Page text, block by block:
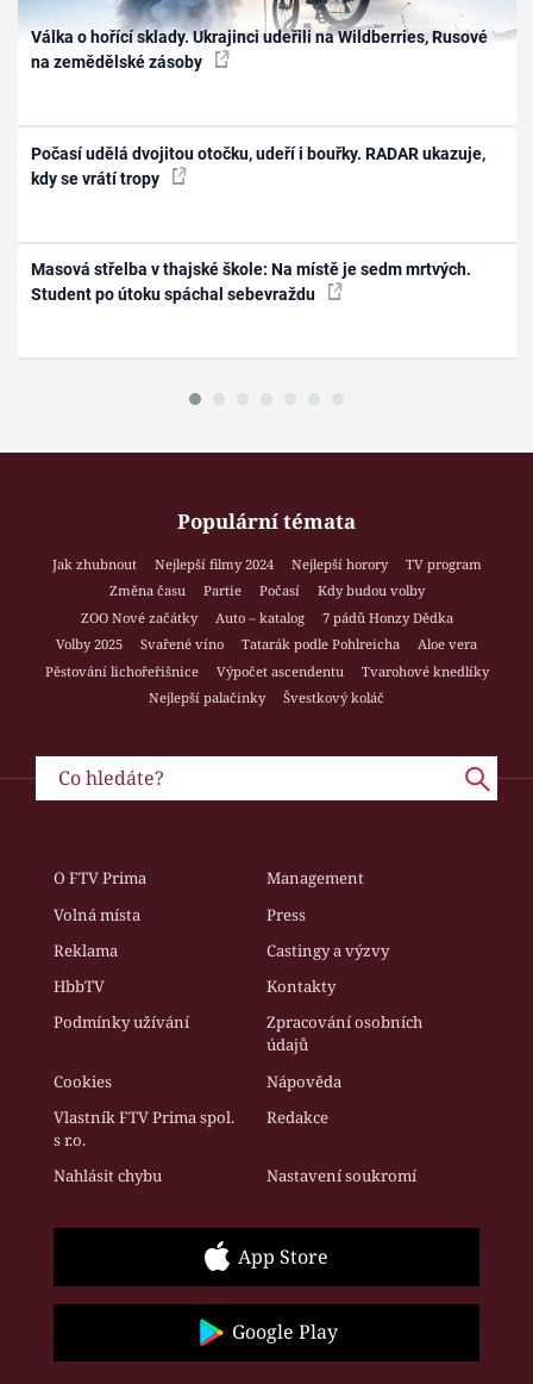
Válka o hořící sklady. Ukrajinci udeřili na Wildberries, Rusové
na zemědělské zásoby
Počasí udělá dvojitou otočku, udeří i bouřky. RADAR ukazuje,
kdy se vrátí tropy
Masová střelba v thajské škole: Na místě je sedm mrtvých.
Student po útoku spáchal sebevraždu
Populární témata
Jak zhubnout Nejlepší filmy 2024 Nejlepší horory
TV program
Změna času
Partie Počasí
Kdy budou volby
ZOO Nové začátky
Auto – katalog
7 pádů Honzy Dědka
Volby 2025
Svařené víno Tatarák podle Pohlreicha
Aloe vera
Pěstování lichořeřišnice
Výpočet ascendentu
Tvarohové knedlíky
Nejlepší palačinky
Švestkový koláč
O FTV Prima
Management
Volná místa
Press
Reklama
Castingy a výzvy
HbbTV
Kontakty
Podmínky užívání
Zpracování osobních
údajů
Cookies
Nápověda
Vlastník FTV Prima spol.
s r.o.
Redakce
Nahlásit chybu Nastavení soukromí
App Store
Google Play